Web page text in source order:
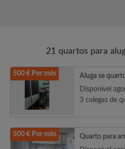
21 quartos para
500 € Por mês
Aluga se
Disponível
3 colegas de
500 € Por mês
Quarto para